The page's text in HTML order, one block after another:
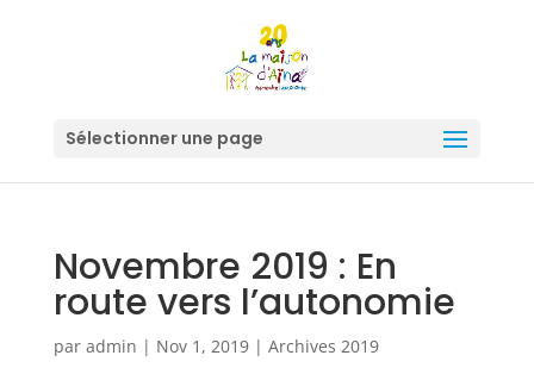
Sélectionner une page
Novembre 2019 : En
route vers l’autonomie
par admin | Nov 1, 2019| Archives 2019